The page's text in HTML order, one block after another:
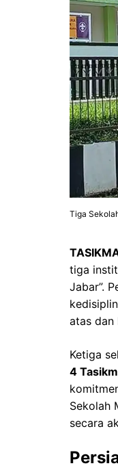
Tiga
tiga
Jabar”.
atas dan
Ketiga
4
Sekolah
secara